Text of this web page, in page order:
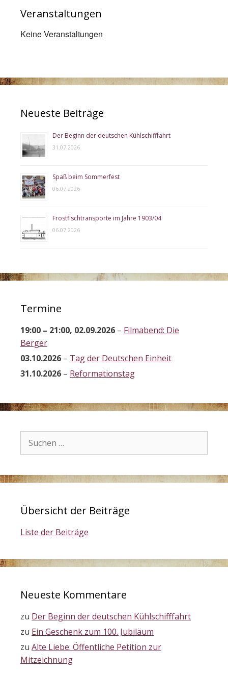
Veranstaltungen
Keine Veranstaltungen
Neueste Beiträge
Der Beginn der deutschen Kühlschifffahrt
31.07.2026
Spaß beim Sommerfest
06.07.2026
Frostfischtransporte im Jahre 1903/04
06.07.2026
Termine
19:00 – 21:00, 02.09.2026 – Filmabend: Die
Berger
03.10.2026 – Tag der Deutschen Einheit
31.10.2026 – Reformationstag
nach:
Übersicht der Beiträge
Liste der Beiträge
Neueste Kommentare
zu Der Beginn der deutschen Kühlschifffahrt
zu Ein Geschenk zum 100. Jubiläum
zu Alte Liebe: Öffentliche Petition zur
Mitzeichnung